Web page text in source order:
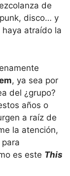
de
disco… y
atraído la
, ya sea por
del ¿grupo?
años o
a raíz de
la atención,
es este This